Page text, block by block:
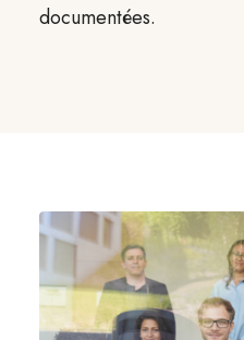
documentées.